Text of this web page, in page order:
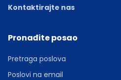
Kontaktirajte nas
Pronađite posao
Pretraga poslova
Poslovi na email